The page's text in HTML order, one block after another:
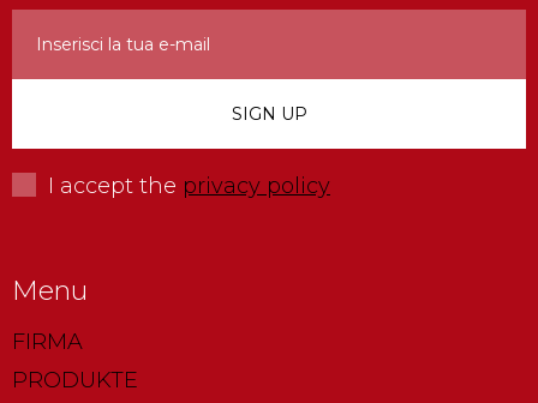
I accept the privacy policy
Menu
FIRMA
PRODUKTE